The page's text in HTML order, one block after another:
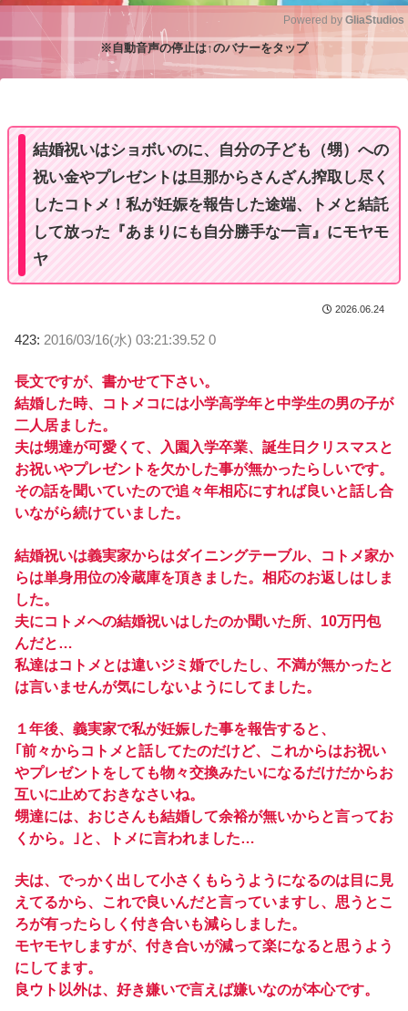
u
Powered by GliaStudios
※自動音声の停止は↑のバナーをタップ
結婚祝いはショボいのに、自分の子ども（甥）への
祝い金やプレゼントは旦那からさんざん搾取し尽く
したコトメ！私が妊娠を報告した途端、トメと結託
して放った『あまりにも自分勝手な一言』にモヤモ
ヤ
2026.06.24
423: 2016/03/16(水) 03:21:39.52 0
長文ですが、書かせて下さい。
結婚した時、コトメコには小学高学年と中学生の男の子が
二人居ました。
夫は甥達が可愛くて、入園入学卒業、誕生日クリスマスと
お祝いやプレゼントを欠かした事が無かったらしいです。
その話を聞いていたので追々年相応にすれば良いと話し合
いながら続けていました。
結婚祝いは義実家からはダイニングテーブル、コトメ家か
らは単身用位の冷蔵庫を頂きました。相応のお返しはしま
した。
夫にコトメへの結婚祝いはしたのか聞いた所、10万円包
んだと…
私達はコトメとは違いジミ婚でしたし、不満が無かったと
は言いませんが気にしないようにしてました。
１年後、義実家で私が妊娠した事を報告すると、
｢前々からコトメと話してたのだけど、これからはお祝い
やプレゼントをしても物々交換みたいになるだけだからお
互いに止めておきなさいね。
甥達には、おじさんも結婚して余裕が無いからと言ってお
くから。｣と、トメに言われました…
夫は、でっかく出して小さくもらうようになるのは目に見
えてるから、これで良いんだと言っていますし、思うとこ
ろが有ったらしく付き合いも減らしました。
モヤモヤしますが、付き合いが減って楽になると思うよう
にしてます。
良ウト以外は、好き嫌いで言えば嫌いなのが本心です。